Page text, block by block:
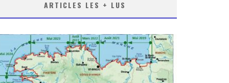
ARTICLES LES + LUS